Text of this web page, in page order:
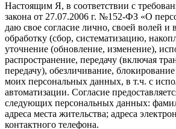
Настоящим Я, в соответствии с
закона от 27.07.2006 г. №152-ФЗ «О
даю свое согласие лично, своей волей и
обработку (сбор, систематизацию,
уточнение (обновление, изменение),
распространение, передачу (включая
передачу), обезличивание,
моих персональных данных, в т.ч. с
автоматизации. Согласие
следующих персональных данных:
адреса места жительства; адреса
контактного телефона.